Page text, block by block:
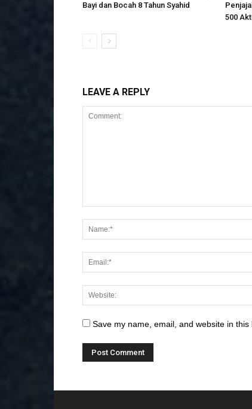
Bayi dan Bocah 8 Tahun Syahid
500
LEAVE A REPLY
Save my name, email, and website in